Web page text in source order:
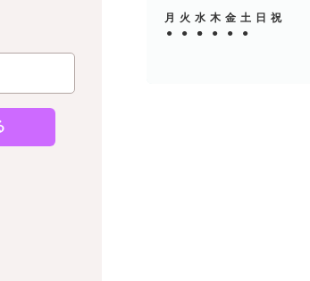
月 火 水 木 金 土 日 祝
●
● ● ● ● ●
●